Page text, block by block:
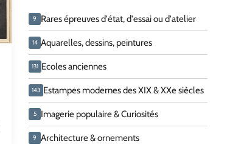
9 Rares épreuves d'état, d'essai ou d'atelier
14 Aquarelles, dessins, peintures
131 Ecoles anciennes
143 Estampes modernes des XIX & XXe siècles
5 Imagerie populaire & Curiosités
9 Architecture & ornements